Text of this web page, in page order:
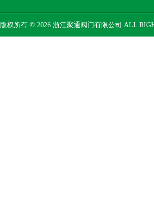
版权所有 © 2026 浙江聚通阀门有限公司 ALL